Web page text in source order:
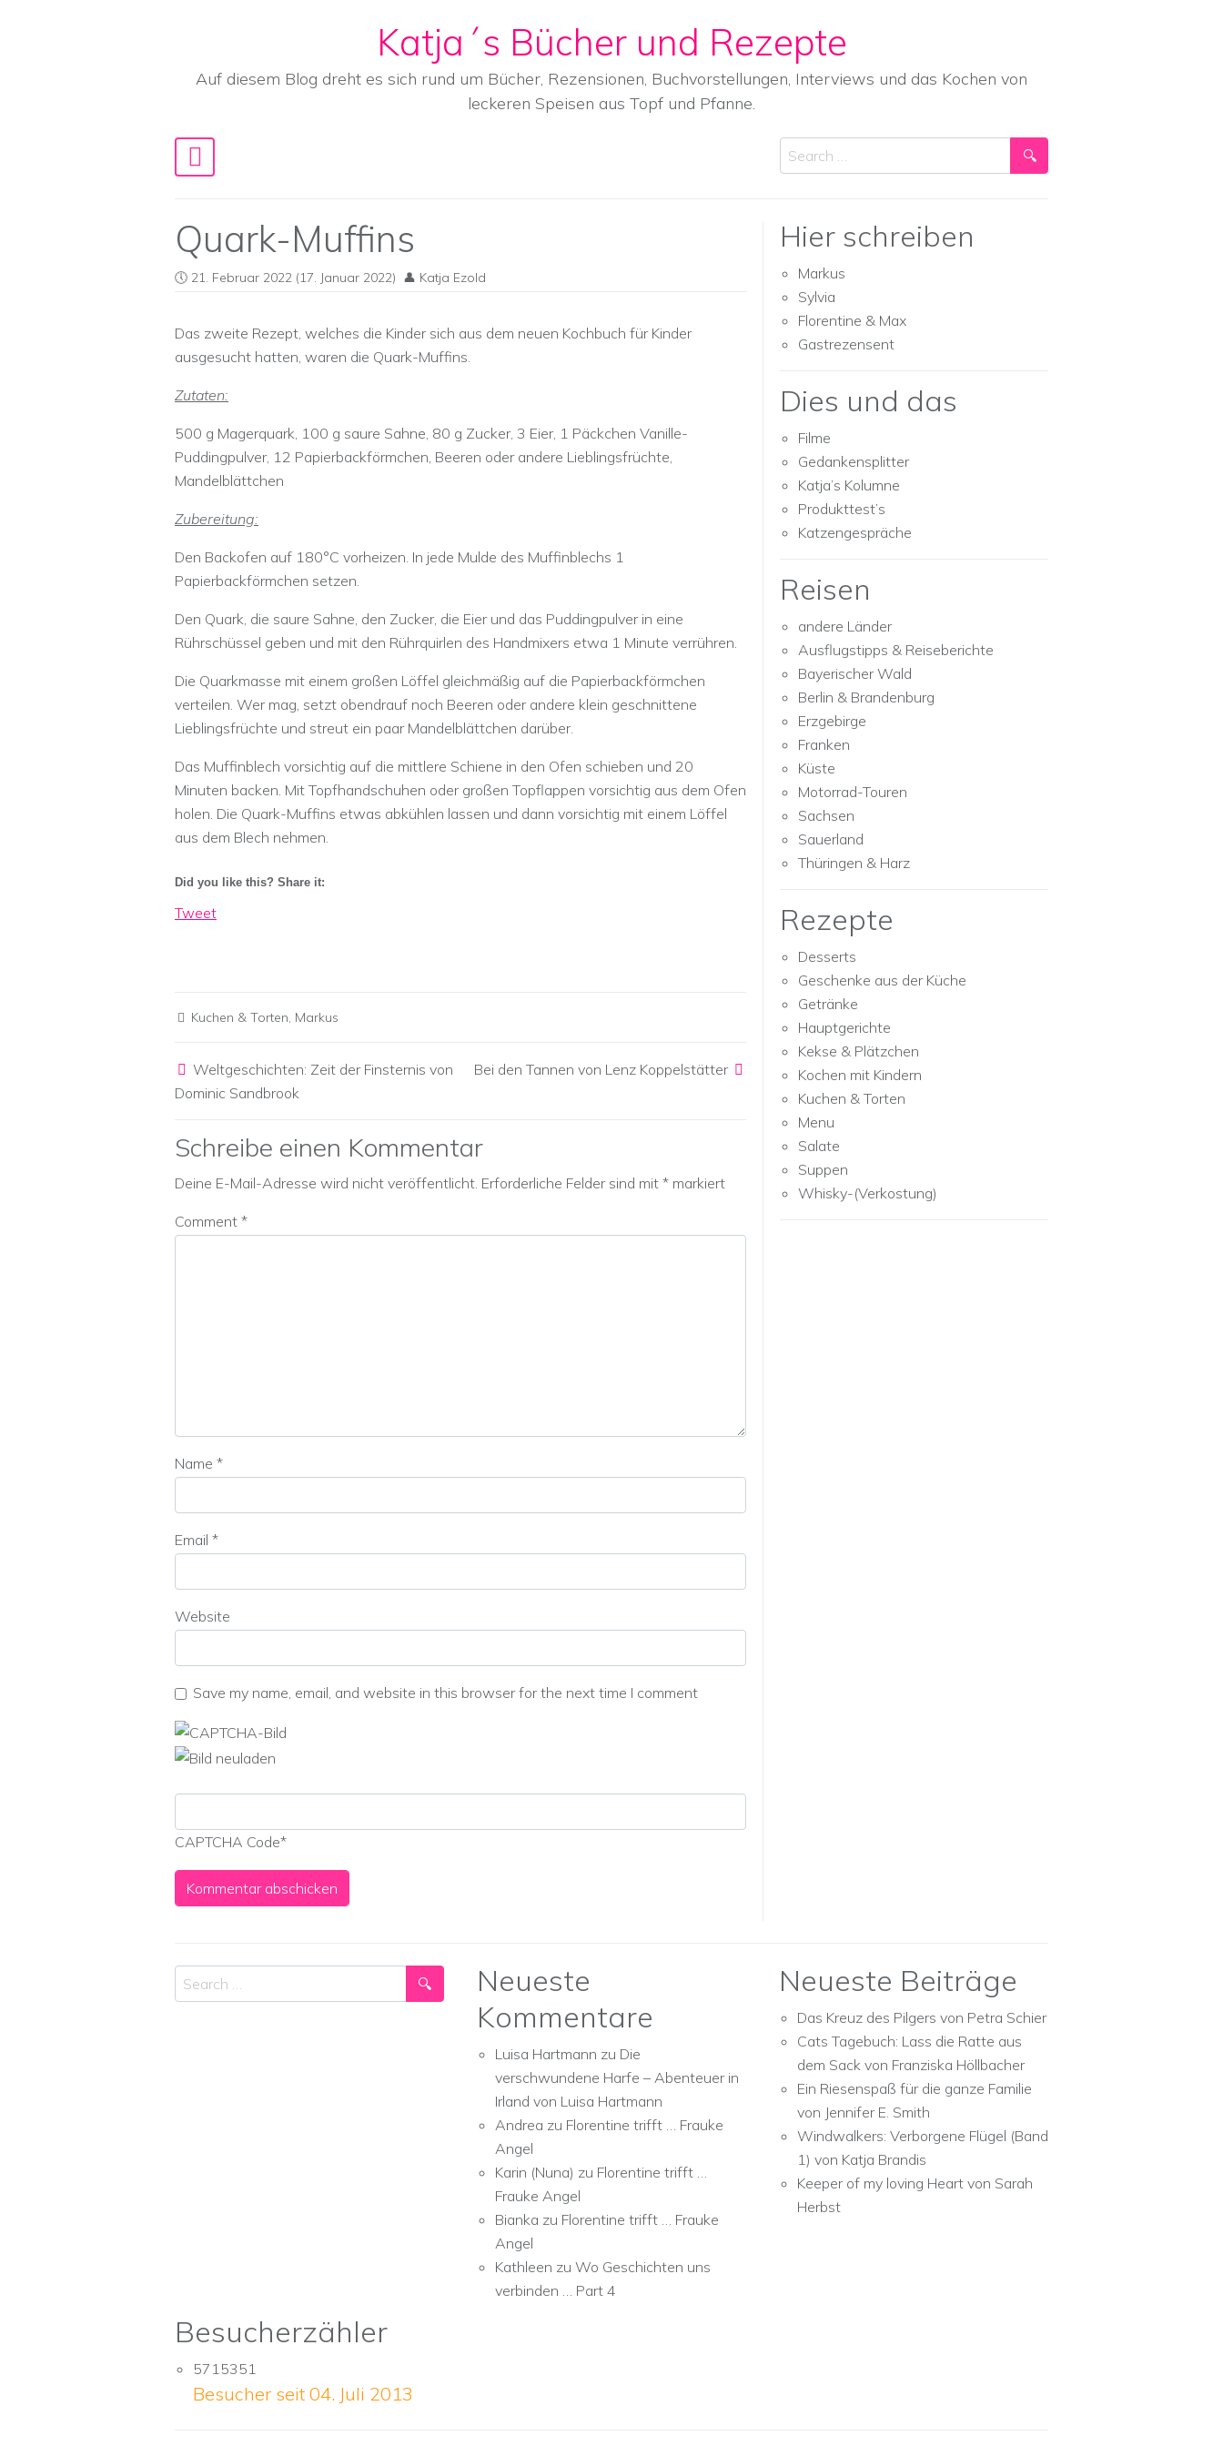
Katja´s Bücher und Rezepte
Auf diesem Blog dreht es sich rund um Bücher, Rezensionen, Buchvorstellungen, Interviews und das Kochen von
leckeren Speisen aus Topf und Pfanne.
Main Navigation
Search
Quark-Muffins
21. Februar 2022 (17. Januar 2022) Katja Ezold
Das zweite Rezept, welches die Kinder sich aus dem neuen Kochbuch für Kinder
ausgesucht hatten, waren die Quark-Muffins.
Zutaten:
500 g Magerquark, 100 g saure Sahne, 80 g Zucker, 3 Eier, 1 Päckchen Vanille-
Puddingpulver, 12 Papierbackförmchen, Beeren oder andere Lieblingsfrüchte,
Mandelblättchen
Zubereitung:
Den Backofen auf 180°C vorheizen. In jede Mulde des Muffinblechs 1
Papierbackförmchen setzen.
Den Quark, die saure Sahne, den Zucker, die Eier und das Puddingpulver in eine
Rührschüssel geben und mit den Rührquirlen des Handmixers etwa 1 Minute verrühren.
Die Quarkmasse mit einem großen Löffel gleichmäßig auf die Papierbackförmchen
verteilen. Wer mag, setzt obendrauf noch Beeren oder andere klein geschnittene
Lieblingsfrüchte und streut ein paar Mandelblättchen darüber.
Das Muffinblech vorsichtig auf die mittlere Schiene in den Ofen schieben und 20
Minuten backen. Mit Topfhandschuhen oder großen Topflappen vorsichtig aus dem Ofen
holen. Die Quark-Muffins etwas abkühlen lassen und dann vorsichtig mit einem Löffel
aus dem Blech nehmen.
Did you like this? Share it:
Tweet
Kuchen & Torten, Markus
Post navigation
Weltgeschichten: Zeit der Finsternis von
Dominic Sandbrook
Bei den Tannen von Lenz Koppelstätter
Schreibe einen Kommentar
Deine E-Mail-Adresse wird nicht veröffentlicht. Erforderliche Felder sind mit * markiert
Comment *
Name *
Email *
Website
Save my name, email, and website in this browser for the next time I comment
CAPTCHA Code*
Hier schreiben
Markus
Sylvia
Florentine & Max
Gastrezensent
Dies und das
Filme
Gedankensplitter
Katja’s Kolumne
Produkttest’s
Katzengespräche
Reisen
andere Länder
Ausflugstipps & Reiseberichte
Bayerischer Wald
Berlin & Brandenburg
Erzgebirge
Franken
Küste
Motorrad-Touren
Sachsen
Sauerland
Thüringen & Harz
Rezepte
Desserts
Geschenke aus der Küche
Getränke
Hauptgerichte
Kekse & Plätzchen
Kochen mit Kindern
Kuchen & Torten
Menu
Salate
Suppen
Whisky-(Verkostung)
Search
Neueste
Kommentare
Luisa Hartmann zu Die
verschwundene Harfe – Abenteuer in
Irland von Luisa Hartmann
Andrea zu Florentine trifft … Frauke
Angel
Karin (Nuna) zu Florentine trifft …
Frauke Angel
Bianka zu Florentine trifft … Frauke
Angel
Kathleen zu Wo Geschichten uns
verbinden … Part 4
Neueste Beiträge
Das Kreuz des Pilgers von Petra Schier
Cats Tagebuch: Lass die Ratte aus
dem Sack von Franziska Höllbacher
Ein Riesenspaß für die ganze Familie
von Jennifer E. Smith
Windwalkers: Verborgene Flügel (Band
1) von Katja Brandis
Keeper of my loving Heart von Sarah
Herbst
Besucherzähler
5715351
Besucher seit 04. Juli 2013